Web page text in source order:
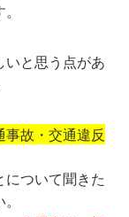
と思う点があ
事故・交通違反
について聞きた